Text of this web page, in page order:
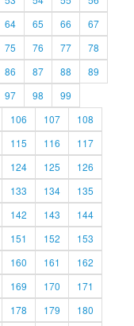
64 65 66
67
75 76 77
78
86 87 88
89
97 98
99
106 107
108
115 116
117
124 125
126
133 134
135
142 143
144
151 152
153
160 161
162
169 170
171
178 179
180